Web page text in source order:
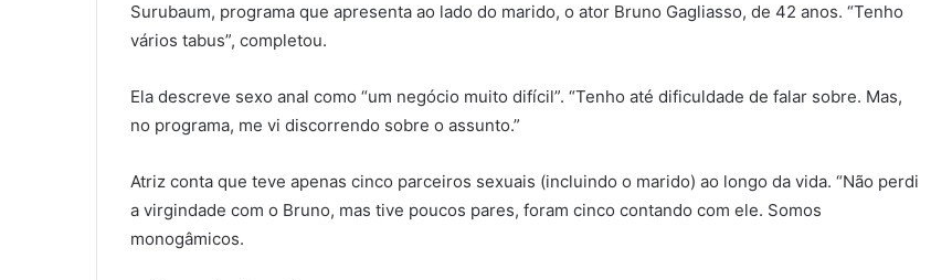
Surubaum, programa que apresenta ao lado do marido, o ator Bruno Gagliasso, de 42 anos. “Tenho
vários tabus”, completou.
Ela descreve sexo anal como “um negócio muito difícil”. “Tenho até dificuldade de falar sobre. Mas,
no programa, me vi discorrendo sobre o assunto.”
Atriz conta que teve apenas cinco parceiros sexuais (incluindo o marido) ao longo da vida. “Não perdi
a virgindade com o Bruno, mas tive poucos pares, foram cinco contando com ele. Somos
monogâmicos.